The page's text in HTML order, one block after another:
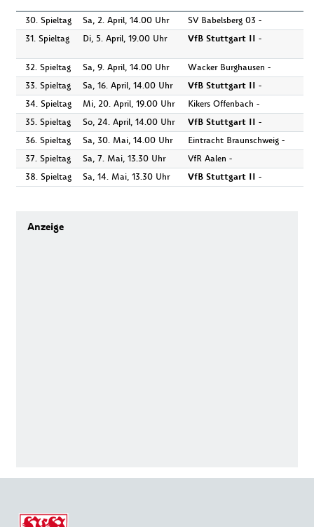
30. Spieltag Sa, 2. April, 14.00 Uhr
SV Babelsberg 03 -
31. Spieltag
Di, 5. April, 19.00 Uhr VfB Stuttgart II -
32. Spieltag Sa, 9. April, 14.00 Uhr
Wacker Burghausen -
33. Spieltag
Sa, 16. April, 14.00 Uhr VfB Stuttgart II -
34. Spieltag
Mi, 20. April, 19.00 Uhr
Kikers Offenbach -
35. Spieltag
So, 24. April, 14.00 Uhr VfB Stuttgart II -
36. Spieltag
Sa, 30. Mai, 14.00 Uhr
Eintracht Braunschweig -
37. Spieltag
Sa, 7. Mai, 13.30 Uhr
VfR Aalen -
38. Spieltag
Sa, 14. Mai, 13.30 Uhr VfB Stuttgart II -